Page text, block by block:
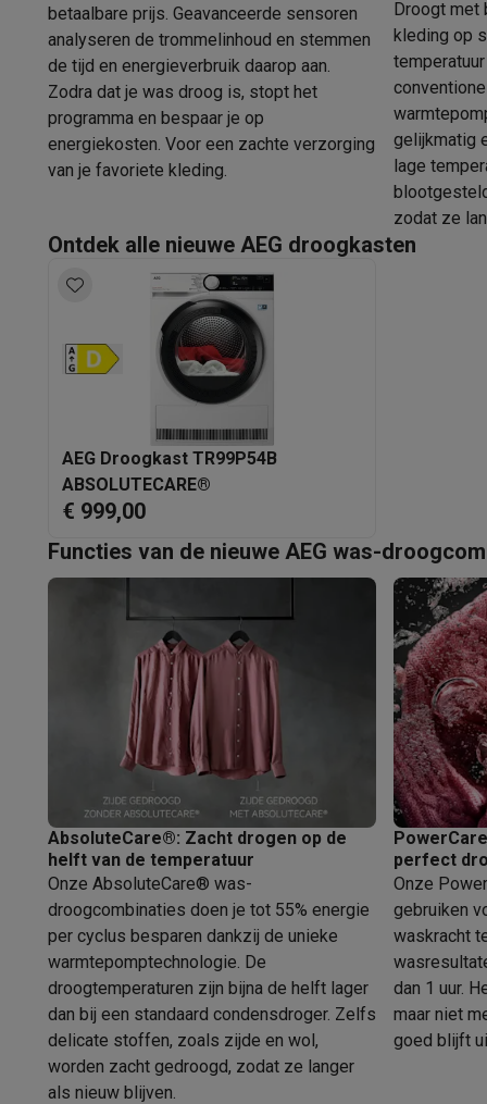
SoftwareWindows & Microsoft OfficeAnti-VirusOverige
Toebehoren IT Opladers & kabels Tassen & sleeves
Gaming
PlayStationPlayStation 5PS5 games PS4 games
NintendoNintendo Switch 2Nintendo Switch games
XboxXbox gamesXbox controllersXbox headsetsXbox
PC gamingGaming laptops Gaming monitors
Gaming microfoons
SmartwatchesSmartwatchesActivity TrackersBandjes
Mobiliteit
Elektrische stepsDashcams
Veiligheid & beschermingBewakingscamera's
Contactloos betalenBetaalterminals
Omgeving & comfortVerlichting
Smart TV Smart speakers
Huishouden & gezondheidSlimme wasmachines
Eco producten
Ecocheques
Info ecocheques
Refurbished
Refurbished smartphonesRefurbished tablets
Wasmachines met ecocheques Droogkasten met
Kleine keukentoestellen
Kleine keukentoestellen met ecocheques
Grote keukentoestellen
Vaatwassers met ecocheques Koelkasten met
TV & audio
TV met ecochequesBluetooth speakers met ecocheques
Multimedia & telefonie
Transport
Elektrische steps met ecocheques
Eco initiatieven
Impact Energie besparen Recycleer je oud elektro
Info & acties
Solden Alle soldendeals Solden op groot elektro
ActiesDeals van het moment
betaalbare prijs. Geavanceerde sensoren
analyseren de trommelinhoud en stemmen
de tijd en energieverbruik daarop aan.
Zodra dat je was droog is, stopt het
programma en bespaar je op
energiekosten. Voor een zachte verzorging
van je favoriete kleding.
Droogt met
kleding op
gelijkmatig
lage
zodat ze
Ontdek alle nieuwe AEG droogkasten
AEG Droogkast TR99P54B
ABSOLUTECARE®​
€ 999,00
Functies van de nieuwe AEG was-
AbsoluteCare®: Zacht drogen op de
helft van de temperatuur
Onze AbsoluteCare® was-
droogcombinaties doen je tot 55% energie
per cyclus besparen dankzij de unieke
warmtepomptechnologie. De
droogtemperaturen zijn bijna de helft lager
dan bij een standaard condensdroger. Zelfs
delicate stoffen, zoals zijde en wol,
worden zacht gedroogd, zodat ze langer
als nieuw blijven.
perfect
Onze
gebruiken
waskracht
dan 1 uur.
maar niet
goed blijft